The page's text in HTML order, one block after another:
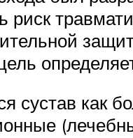
риск
сустав